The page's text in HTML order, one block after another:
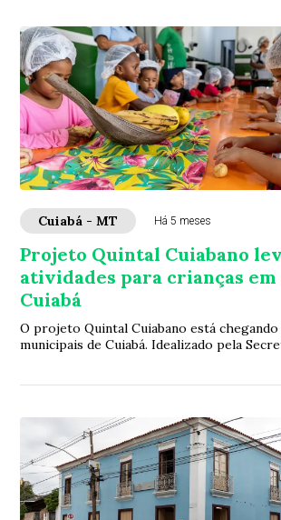
Cuiabá - MT Há 5 meses
Projeto Quintal Cuiabano
atividades para crianças em
Cuiabá
O projeto Quintal Cuiabano está chegando
municipais de Cuiabá. Idealizado pela